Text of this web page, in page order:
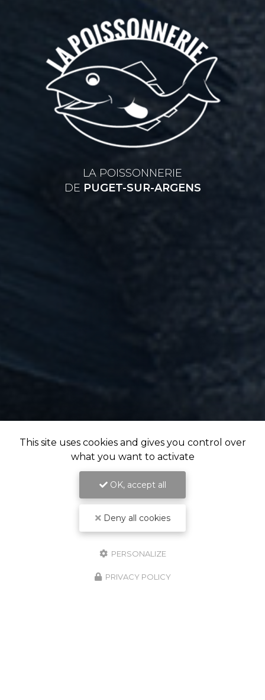
LA POISSONNERIE
DE PUGET-SUR-ARGENS
This site uses cookies and gives you control over
what you want to activate
OK, accept all
Deny all cookies
PERSONALIZE
PRIVACY POLICY